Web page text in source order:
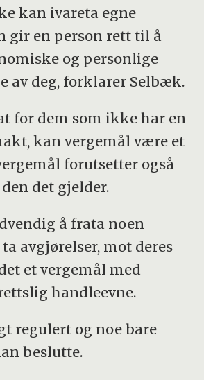
kan ivareta egne
gir en person rett til å
og personlige
av deg, forklarer Selbæk.
for dem som ikke har en
kan vergemål være et
forutsetter også
det gjelder.
å frata noen
avgjørelser, mot deres
et vergemål med
handleevne.
regulert og noe bare
beslutte.